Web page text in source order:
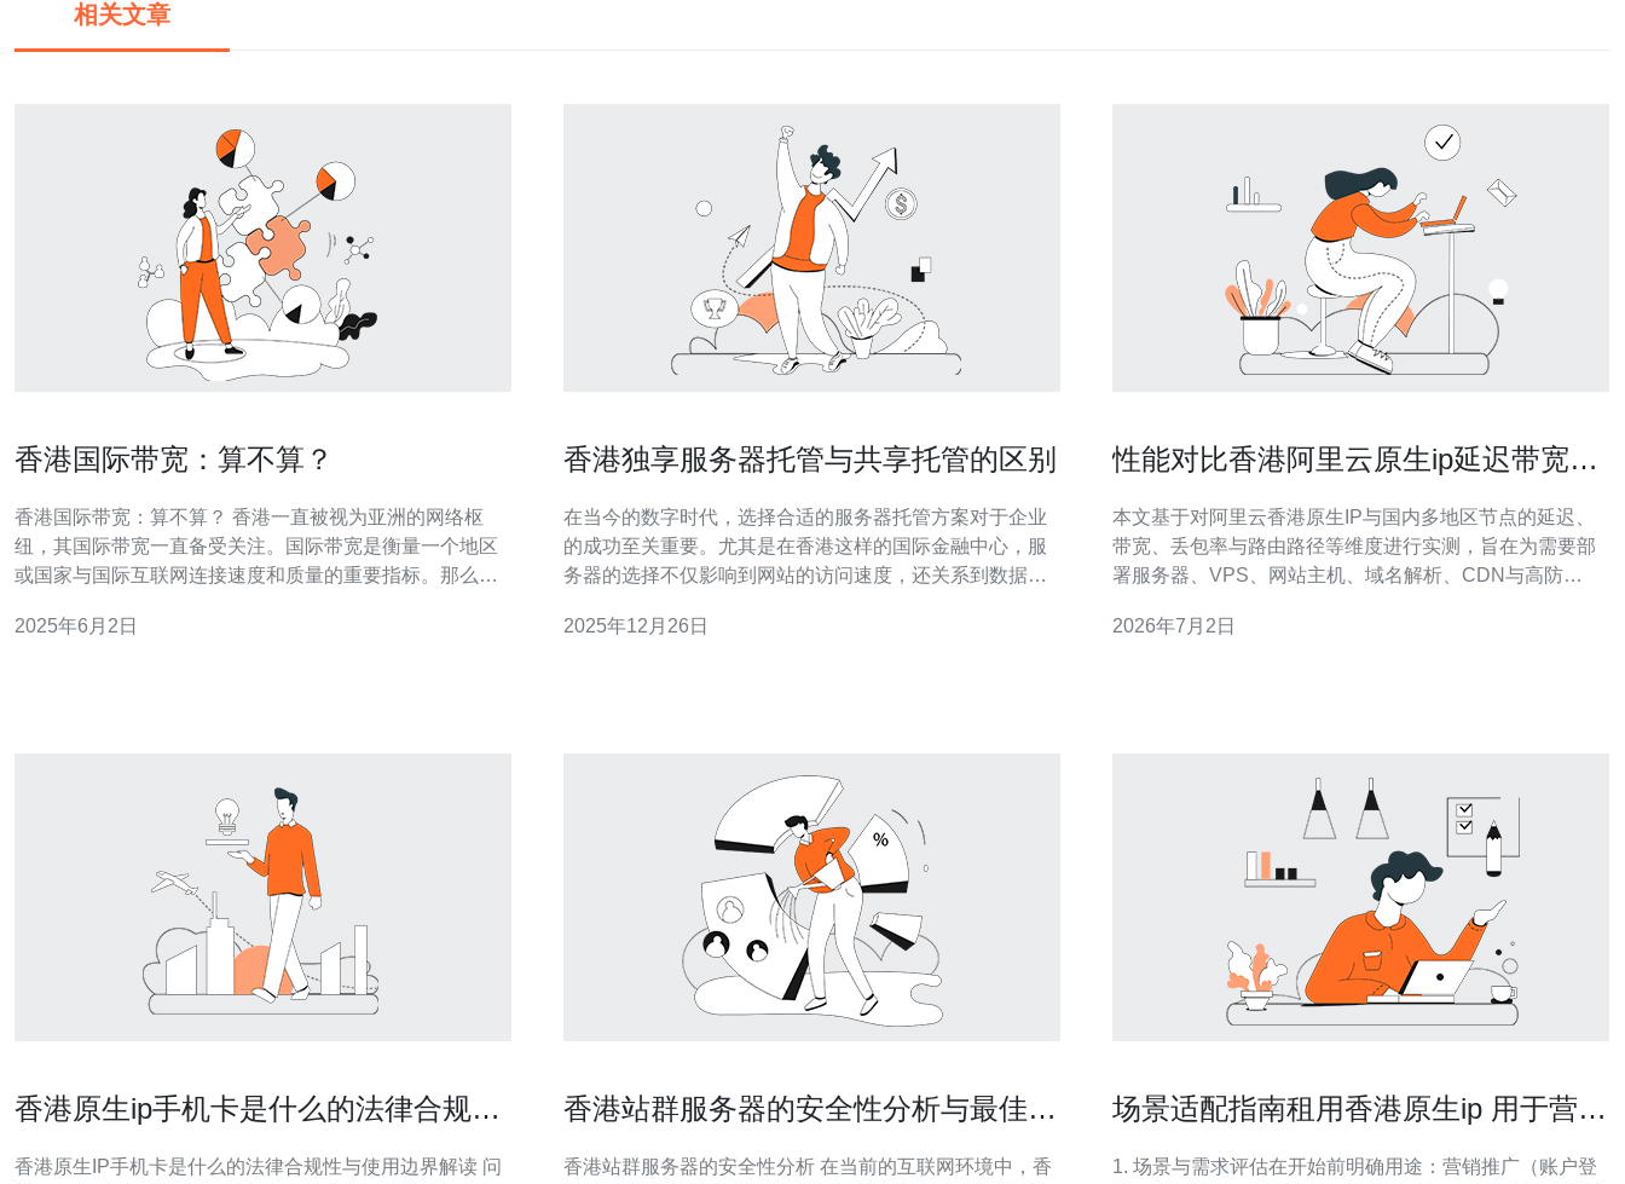
相关文章
香港国际带宽：算不算？
香港国际带宽：算不算？ 香港一直被视为亚洲的网络枢
纽，其国际带宽一直备受关注。国际带宽是衡量一个地区
或国家与国际互联网连接速度和质量的重要指标。那么，
际带宽一直处于领先水平，拥有充足的网络资源和先进的
2025年6月2日
香港独享服务器托管与共享托管的区别
在当今的数字时代，选择合适的服务器托管方案对于企业
的成功至关重要。尤其是在香港这样的国际金融中心，服
务器的选择不仅影响到网站的访问速度，还关系到数据安
与共享托管的区别，帮助您做出明智的决策。 首先，我们
2025年12月26日
性能对比香港阿里云原生ip延迟带宽与
本文基于对阿里云香港原生IP与国内多地区节点的延迟、
带宽、丢包率与路由路径等维度进行实测，旨在为需要部
署服务器、VPS、网站主机、域名解析、CDN与高防
明：我们采用Ping、Traceroute、Iperf3与HTTP并发下载
2026年7月2日
香港原生ip手机卡是什么的法律合规性
香港原生IP手机卡是什么的法律合规性与使用边界解读 问
香港站群服务器的安全性分析与最佳实
香港站群服务器的安全性分析 在当前的互联网环境中，香
场景适配指南租用香港原生ip 用于营销
1. 场景与需求评估在开始前明确用途：营销推广（账户登